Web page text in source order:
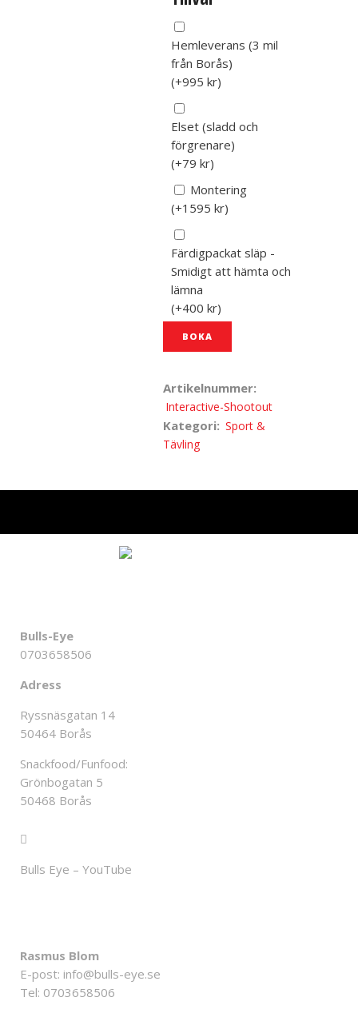
Hemleverans (3 mil
från Borås)
(+995 kr)
Elset (sladd och
förgrenare)
(+79 kr)
Montering
(+1595 kr)
Färdigpackat släp -
Smidigt att hämta och
lämna
(+400 kr)
BOKA
Artikelnummer:
Interactive-Shootout
Kategori: Sport &
Tävling
Bulls-Eye
0703658506
Adress
Ryssnäsgatan 14
50464 Borås
Snackfood/Funfood:
Grönbogatan 5
50468 Borås
Bulls Eye – YouTube
Rasmus Blom
E-post: info@bulls-eye.se
Tel: 0703658506